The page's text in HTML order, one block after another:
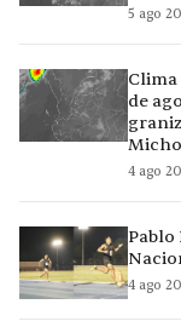
5 ago
Clima
de
4 ago
4 ago